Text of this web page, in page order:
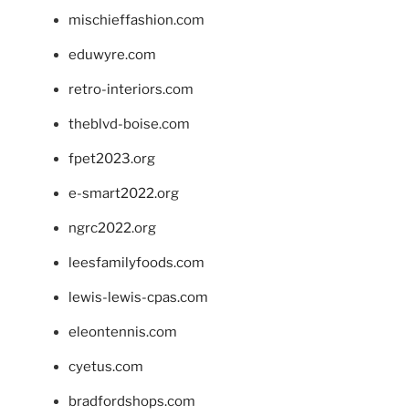
mischieffashion.com
eduwyre.com
retro-interiors.com
theblvd-boise.com
fpet2023.org
e-smart2022.org
ngrc2022.org
leesfamilyfoods.com
lewis-lewis-cpas.com
eleontennis.com
cyetus.com
bradfordshops.com